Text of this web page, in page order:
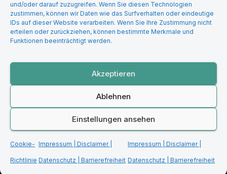
und/oder darauf zuzugreifen. Wenn Sie diesen Technologien
zustimmen, können wir Daten wie das Surfverhalten oder eindeutige
IDs auf dieser Website verarbeiten. Wenn Sie Ihre Zustimmung nicht
erteilen oder zurückziehen, können bestimmte Merkmale und
Funktionen beeinträchtigt werden.
Akzeptieren
Ablehnen
Einstellungen ansehen
Cookie-
Richtlinie
Impressum | Disclaimer |
Datenschutz | Barrierefreiheit
Impressum | Disclaimer |
Datenschutz | Barrierefreiheit
Freie Bayern
Stolz präsentiert von WordPress
Themeansar
StartseiteImpressum | Disclaimer | Datenschutz | Barrierefreiheit